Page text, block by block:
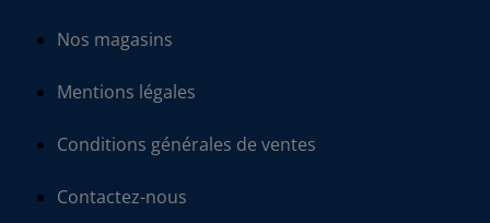
Nos magasins
Mentions légales
Conditions générales de ventes
Contactez-nous